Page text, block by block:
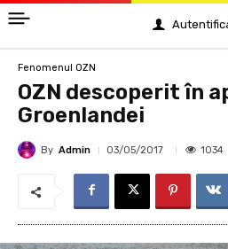
Fenomenul OZN
OZN descoperit în
Groenlandei
By Admin 03/05/2017 1034